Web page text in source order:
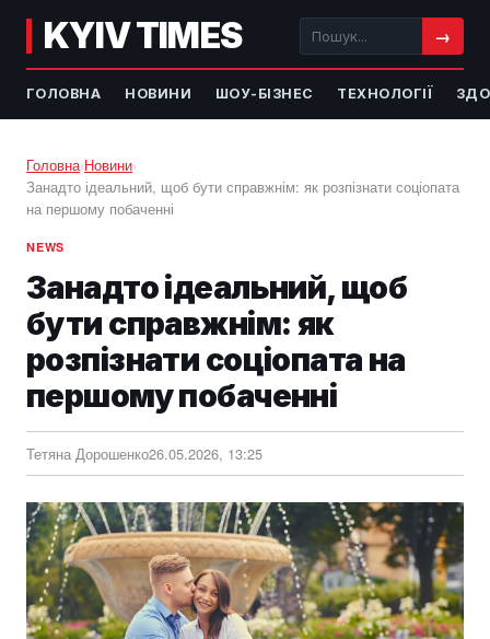
KYIV TIMES →
ГОЛОВНА НОВИНИ ШОУ-БІЗНЕС ТЕХНОЛОГІЇ
Головна›Новини›
Занадто ідеальний, щоб бути справжнім: як розпізнати соціопата
на першому побаченні
NEWS
Занадто ідеальний, щоб
бути справжнім: як
розпізнати соціопата на
першому побаченні
Тетяна Дорошенко26.05.2026, 13:25